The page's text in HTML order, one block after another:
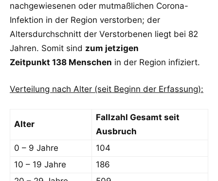
nachgewiesenen oder mutmaßlichen Corona-
Infektion in der Region verstorben; der
Altersdurchschnitt der Verstorbenen liegt bei 82
Jahren. Somit sind zum jetzigen
Zeitpunkt 138 Menschen in der Region infiziert.
Verteilung nach Alter (seit Beginn der Erfassung):
Alter
Fallzahl Gesamt seit
Ausbruch
0 – 9 Jahre
104
10 – 19 Jahre
186